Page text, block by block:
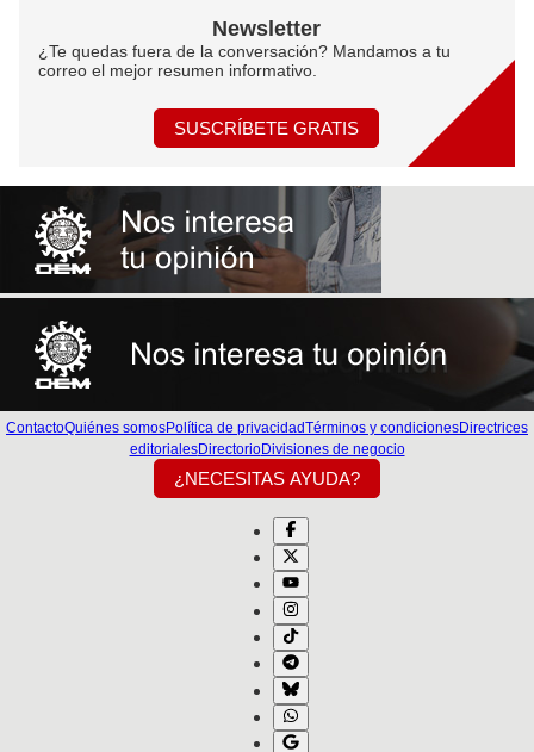
Newsletter
¿Te quedas fuera de la conversación? Mandamos a tu
correo el mejor resumen informativo.
SUSCRÍBETE GRATIS
ContactoQuiénes somosPolítica de privacidadTérminos y condicionesDirectrices
editorialesDirectorioDivisiones de negocio
¿NECESITAS AYUDA?